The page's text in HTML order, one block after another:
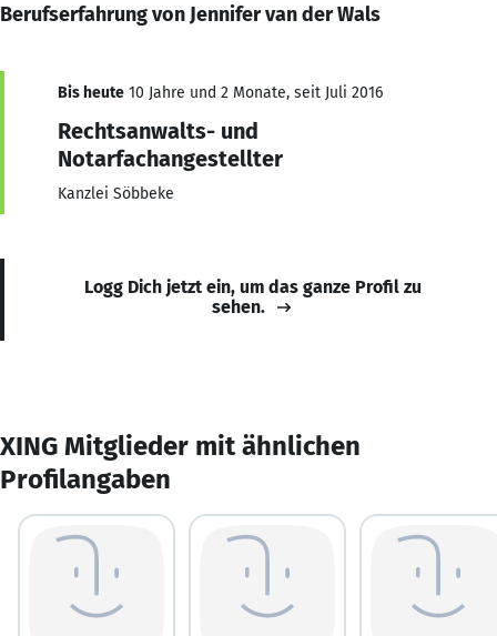
Berufserfahrung von Jennifer van der Wals
Bis heute 10 Jahre und 2 Monate, seit Juli 2016
Rechtsanwalts- und
Notarfachangestellter
Kanzlei Söbbeke
Logg Dich jetzt ein, um das ganze Profil zu
sehen.
XING Mitglieder mit ähnlichen
Profilangaben